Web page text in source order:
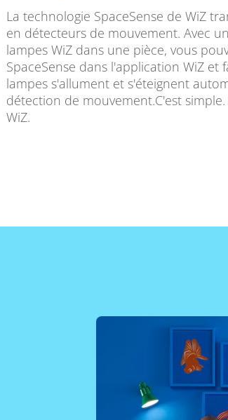
La technologie SpaceSense de WiZ
en détecteurs de mouvement. Avec
lampes WiZ dans une pièce, vous
SpaceSense dans l'application WiZ et
lampes s'allument et s'éteignent
détection de mouvement.C'est simple.
WiZ.